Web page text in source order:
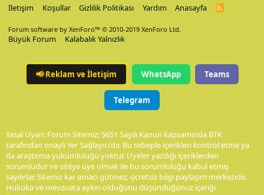
İletişim
Koşullar Gizlilik Politikası Yardım Anasayfa
R
Forum software by XenForo™ © 2010-2019 XenForo Ltd.
Büyük Forum Kalabalık Yalnızlık
📢Reklam ve İletişim WhatsApp Teams
Telegram
Yasal Uyarı: Forum Sitemiz; 5651 Sayılı Kanun kapsamında BTK
tarafından onaylı Yer Sağlayıcı'dır. Bu sebeple içerikleri kontrol etme ya
da araştırma yükümlülüğü yoktur. Üyeler yazdığı içeriklerden
sorumludur ve siteye üye olmak ile bu sorumluluğu kabul etmiş
sayılırlar. Sitemiz kar amacı gütmez, ücretsiz bilgi paylaşım merkezidir.
Hukuka ve mevzuata aykırı olduğunu düşündüğünüz içeriği